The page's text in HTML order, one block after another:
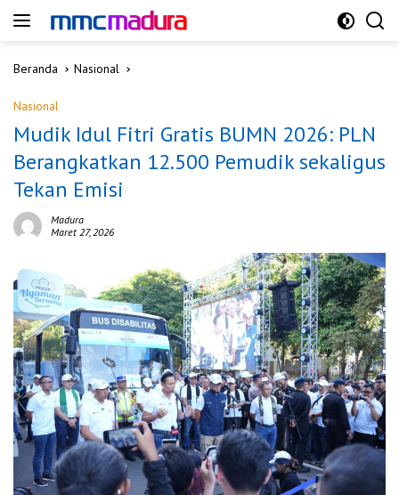
Beranda
Nasional
Nasional
Mudik Idul Fitri Gratis BUMN 2026: PLN
Berangkatkan 12.500 Pemudik sekaligus
Tekan Emisi
Madura
Maret 27, 2026